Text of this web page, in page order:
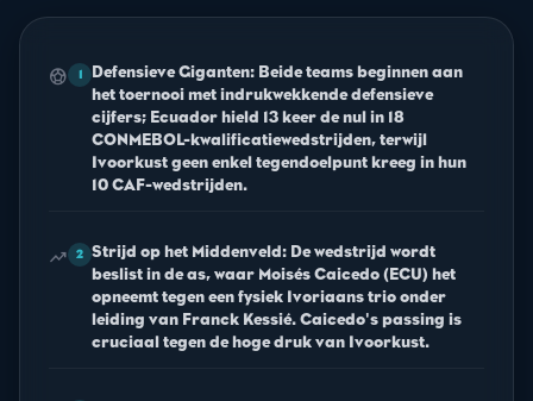
sports_soccer 1
Defensieve Giganten: Beide teams beginnen aan
het toernooi met indrukwekkende defensieve
cijfers; Ecuador hield 13 keer de nul in 18
CONMEBOL-kwalificatiewedstrijden, terwijl
Ivoorkust geen enkel tegendoelpunt kreeg in hun
10 CAF-wedstrijden.
trending_up 2
Strijd op het Middenveld: De wedstrijd wordt
beslist in de as, waar Moisés Caicedo (ECU) het
opneemt tegen een fysiek Ivoriaans trio onder
leiding van Franck Kessié. Caicedo's passing is
cruciaal tegen de hoge druk van Ivoorkust.